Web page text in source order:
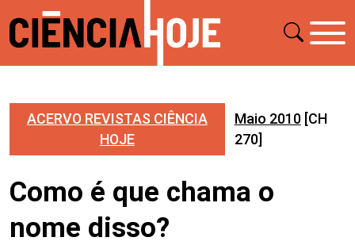
ACERVO REVISTAS CIÊNCIA
HOJE
Maio 2010[CH
270]
Como é que chama o
nome disso?